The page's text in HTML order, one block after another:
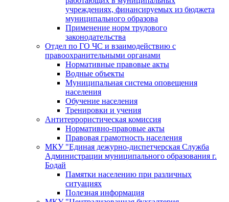
учреждениях, финансируемых из бюджета
муниципального образова
Применение норм трудового
законодательства
Отдел по ГО ЧС и взаимодействию с
правоохранительными органами
Нормативные правовые акты
Водные объекты
Муниципальная система оповещения
населения
Обучение населения
Тренировки и учения
Антитеррористическая комиссия
Нормативно-правовые акты
Правовая грамотность населения
МКУ "Единая дежурно-диспетчерская Служба
Администрации муниципального образования г.
Бодай
Памятки населению при различных
ситуациях
Полезная информация